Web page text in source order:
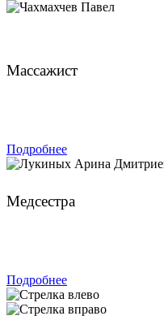
Массажист
Подробнее
Медсестра
Подробнее